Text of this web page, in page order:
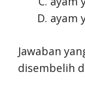
ayam
Jawaban
disembelih